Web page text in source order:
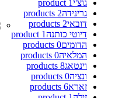
גוצ'י1 product
גרינידה2 products
דובאי2 products
דיוטי כותנה1 product
הדומים0 products
המלאיה0 products
וינטאג8 products
ונציה0 products
זארא6 products